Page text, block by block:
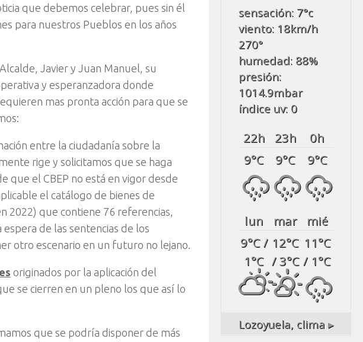
que debemos celebrar, pues sin él
para nuestros Pueblos en los años
Javier y Juan Manuel, su
y esperanzadora donde
mas pronta acción para que se
entre la ciudadanía sobre la
rige y solicitamos que se haga
que el CBEP no está en vigor desde
el catálogo de bienes de
2022) que contiene 76 referencias,
de las sentencias de los
otro escenario en un futuro no lejano.
originados por la aplicación del
se cierren en un pleno los que así lo
que se podría disponer de más
sensación: 7°c
viento: 18km/h
270°
humedad: 88%
presión:
1014.9mbar
índice uv: 0
22h 23h 0h
9°C 9°C 9°C
lun mar
mié
9°C/
1°C
12°C
/ 3°C
11°C
/ 1°C
Lozoyuela,clima ▸